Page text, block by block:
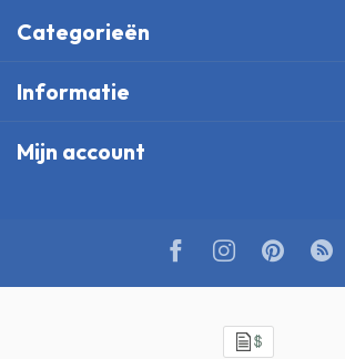
Categorieën
Informatie
Mijn account